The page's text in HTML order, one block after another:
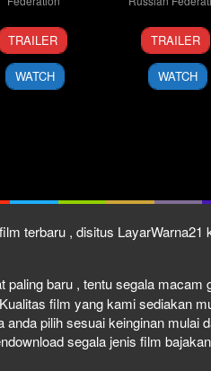
10
Nov
2011
Angelina
Nikonova
TRAILER
WATCH
19
Aug
2012
TRAILER
WATCH
terbaru , disitus
baru , tentu segala
film yang kami sediakan
pilih sesuai keinginan mulai
segala jenis film